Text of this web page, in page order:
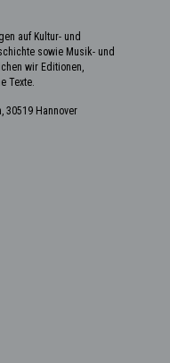
auf Kultur- und
sowie Musik- und
wir Editionen,
Texte.
30519 Hannover